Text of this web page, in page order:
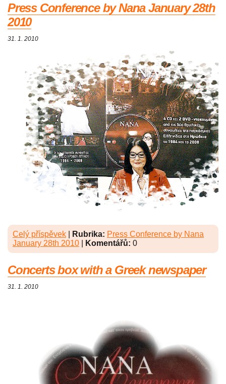
Press Conference by Nana January 28th
2010
31. 1. 2010
Celý příspěvek Rubrika: Press Conference by Nana
January 28th 2010
Komentářů: 0
Concerts box with a Greek newspaper
31. 1. 2010